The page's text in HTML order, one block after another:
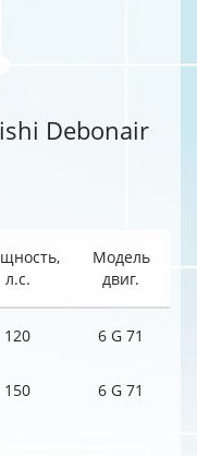
Debonair
л.с.
Модель
двиг.
120 6 G 71
150 6 G 71